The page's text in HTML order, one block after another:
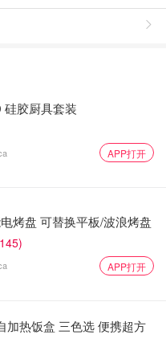
硅胶厨具套装
APP打开
烤盘 可替换平板/波浪烤盘
APP打开
加热饭盒 三色选 便携超方